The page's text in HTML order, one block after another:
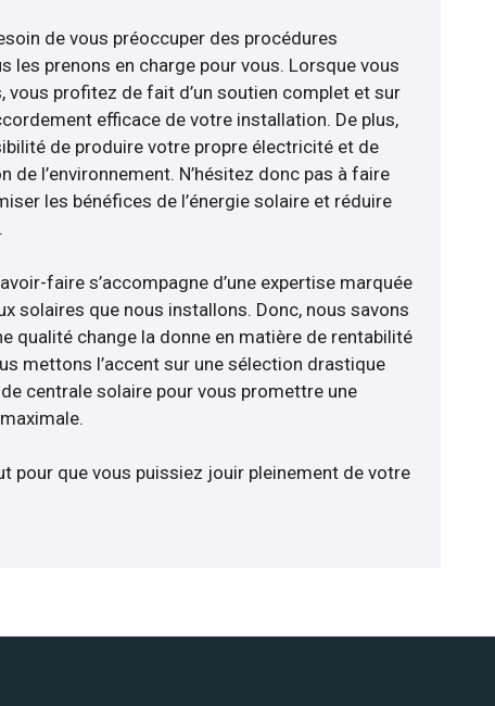
de vous préoccuper des procédures
les prenons en charge pour vous. Lorsque vous
vous profitez de fait d’un soutien complet et sur
efficace de votre installation. De plus,
de produire votre propre électricité et de
de l’environnement. N’hésitez donc pas à faire
les bénéfices de l’énergie solaire et réduire
faire s’accompagne d’une expertise marquée
solaires que nous installons. Donc, nous savons
qualité change la donne en matière de rentabilité
mettons l’accent sur une sélection drastique
centrale solaire pour vous promettre une
pour que vous puissiez jouir pleinement de votre